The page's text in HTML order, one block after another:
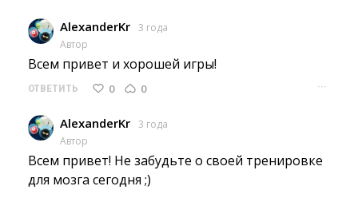
AlexanderKr 3 года
Автор
Всем привет и хорошей игры!
ОТВЕТИТЬ 0 0 ···
AlexanderKr 3 года
Автор
Всем привет! Не забудьте о своей тренировке
для мозга сегодня ;)